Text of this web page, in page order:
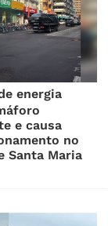
energia
e causa
no
Santa Maria